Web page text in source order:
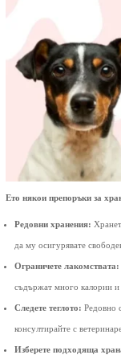
Ето някои препоръки за
Редовни хранения:
да му осигурявате
Ограничете лакомствата:
съдържат много калории и
Следете теглото: Редовно
консултирайте с
Изберете подходяща